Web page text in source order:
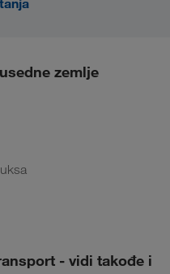
zemlje
- vidi takođe i